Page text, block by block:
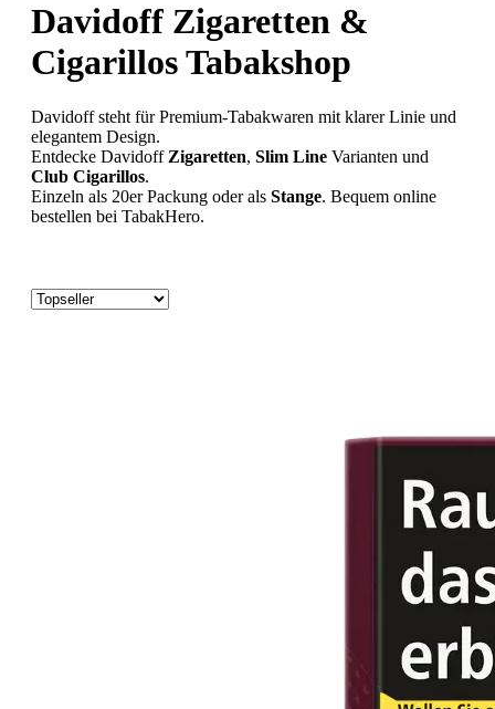
Davidoff Zigaretten &
Cigarillos Tabakshop
Davidoff steht für Premium-Tabakwaren mit klarer Linie und
elegantem Design.
Entdecke Davidoff Zigaretten, Slim Line Varianten und
Club Cigarillos.
Einzeln als 20er Packung oder als Stange. Bequem online
bestellen bei TabakHero.